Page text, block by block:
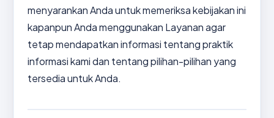
menyarankan Anda untuk memeriksa kebijakan ini
kapanpun Anda menggunakan Layanan agar
tetap mendapatkan informasi tentang praktik
informasi kami dan tentang pilihan-pilihan yang
tersedia untuk Anda.